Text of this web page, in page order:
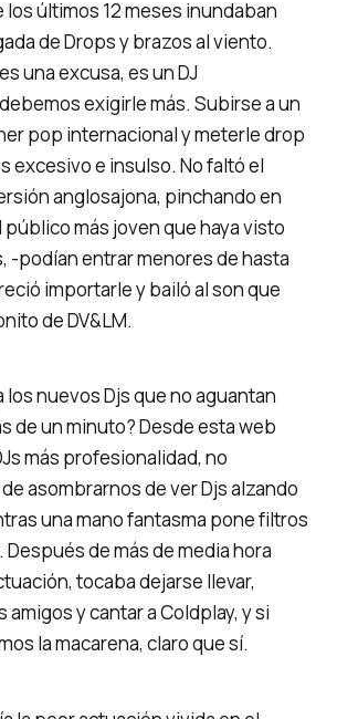
los últimos 12 meses inundaban
de Drops y brazos al viento.
una excusa, es un DJ
exigirle más. Subirse a un
pop internacional y meterle drop
excesivo e insulso. No faltó el
anglosajona, pinchando en
público más joven que haya visto
-podían entrar menores de hasta
importarle y bailó al son que
de DV&LM.
los nuevos Djs que no aguantan
de un minuto? Desde esta web
más profesionalidad, no
asombrarnos de ver Djs alzando
una mano fantasma pone filtros
de más de media hora
tocaba dejarse llevar,
y cantar a Coldplay, y si
la macarena, claro que sí.